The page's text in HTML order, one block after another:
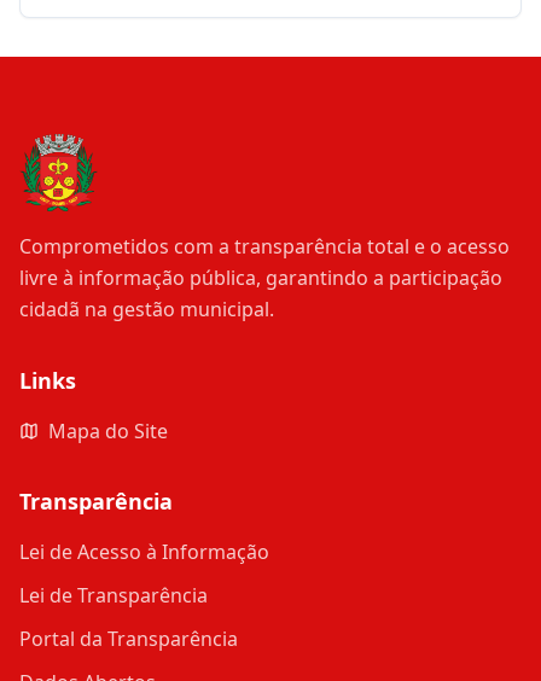
Comprometidos com a transparência total e o acesso
livre à informação pública, garantindo a participação
cidadã na gestão municipal.
Links
Mapa do Site
Transparência
Lei de Acesso à Informação
Lei de Transparência
Portal da Transparência